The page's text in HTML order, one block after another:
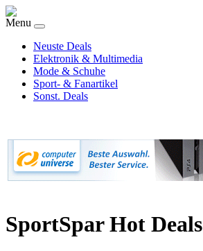
Menu
Neuste Deals
Elektronik & Multimedia
Mode & Schuhe
Sport- & Fanartikel
Sonst. Deals
SportSpar Hot Deals